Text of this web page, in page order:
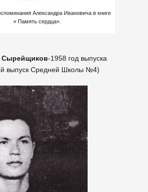
Александра Ивановича в книге
« Память сердца».
Сырейщиков-1958 год выпуска
выпуск Средней Школы №4)